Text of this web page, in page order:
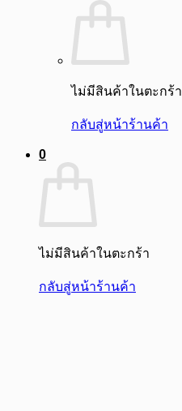
ไม่มีสินค้าในตะกร้า
กลับสู่หน้าร้านค้า
0
ไม่มีสินค้าในตะกร้า
กลับสู่หน้าร้านค้า